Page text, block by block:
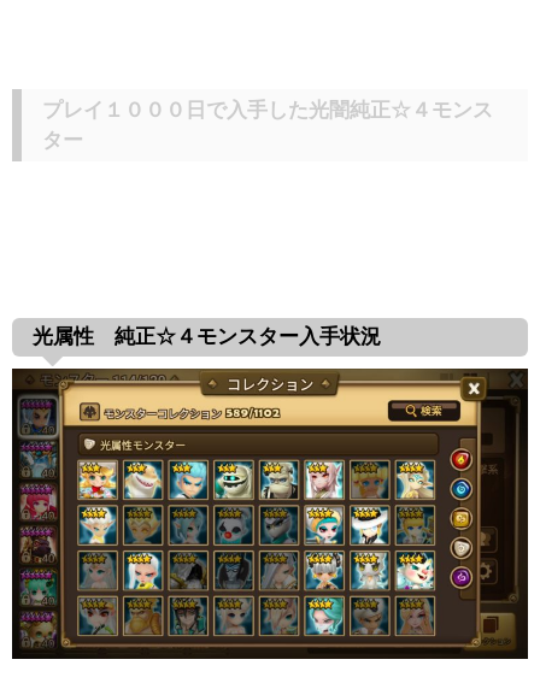
プレイ１０００日で入手した光闇純正☆４モンス
ター
光属性 純正☆４モンスター入手状況